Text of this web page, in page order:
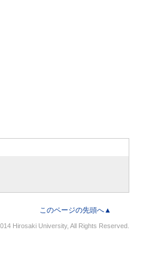
このページの先頭へ▲
Hirosaki University, All Rights Reserved.